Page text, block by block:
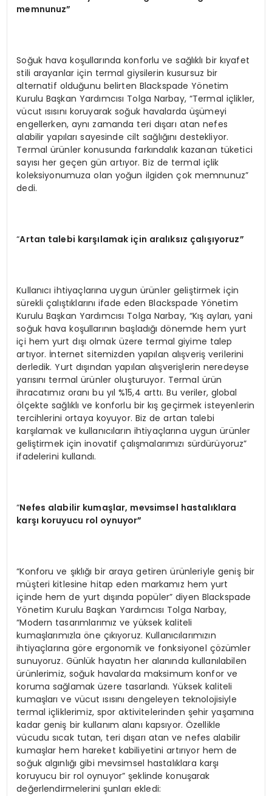
memnunuz”
Soğuk hava koşullarında konforlu ve sağlıklı bir kıyafet
stili arayanlar için termal giysilerin kusursuz bir
alternatif olduğunu belirten Blackspade Yönetim
Kurulu Başkan Yardımcısı Tolga Narbay, “Termal içlikler,
vücut ısısını koruyarak soğuk havalarda üşümeyi
engellerken, aynı zamanda teri dışarı atan nefes
alabilir yapıları sayesinde cilt sağlığını destekliyor.
Termal ürünler konusunda farkındalık kazanan tüketici
sayısı her geçen gün artıyor. Biz de termal içlik
koleksiyonumuza olan yoğun ilgiden çok memnunuz”
dedi.
“Artan talebi karşılamak için aralıksız çalışıyoruz”
Kullanıcı ihtiyaçlarına uygun ürünler geliştirmek için
sürekli çalıştıklarını ifade eden Blackspade Yönetim
Kurulu Başkan Yardımcısı Tolga Narbay, “Kış ayları, yani
soğuk hava koşullarının başladığı dönemde hem yurt
içi hem yurt dışı olmak üzere termal giyime talep
artıyor. İnternet sitemizden yapılan alışveriş verilerini
derledik. Yurt dışından yapılan alışverişlerin neredeyse
yarısını termal ürünler oluşturuyor. Termal ürün
ihracatımız oranı bu yıl %15,4 arttı. Bu veriler, global
ölçekte sağlıklı ve konforlu bir kış geçirmek isteyenlerin
tercihlerini ortaya koyuyor. Biz de artan talebi
karşılamak ve kullanıcıların ihtiyaçlarına uygun ürünler
geliştirmek için inovatif çalışmalarımızı sürdürüyoruz”
ifadelerini kullandı.
“Nefes alabilir kumaşlar, mevsimsel hastalıklara
karşı koruyucu rol oynuyor”
“Konforu ve şıklığı bir araya getiren ürünleriyle geniş bir
müşteri kitlesine hitap eden markamız hem yurt
içinde hem de yurt dışında popüler” diyen Blackspade
Yönetim Kurulu Başkan Yardımcısı Tolga Narbay,
“Modern tasarımlarımız ve yüksek kaliteli
kumaşlarımızla öne çıkıyoruz. Kullanıcılarımızın
ihtiyaçlarına göre ergonomik ve fonksiyonel çözümler
sunuyoruz. Günlük hayatın her alanında kullanılabilen
ürünlerimiz, soğuk havalarda maksimum konfor ve
koruma sağlamak üzere tasarlandı. Yüksek kaliteli
kumaşları ve vücut ısısını dengeleyen teknolojisiyle
termal içliklerimiz, spor aktivitelerinden şehir yaşamına
kadar geniş bir kullanım alanı kapsıyor. Özellikle
vücudu sıcak tutan, teri dışarı atan ve nefes alabilir
kumaşlar hem hareket kabiliyetini artırıyor hem de
soğuk algınlığı gibi mevsimsel hastalıklara karşı
koruyucu bir rol oynuyor” şeklinde konuşarak
değerlendirmelerini şunları ekledi: